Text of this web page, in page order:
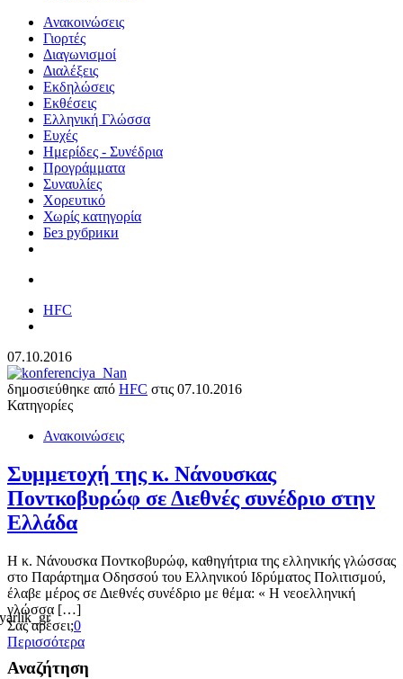
Ανακοινώσεις
Γιορτές
Διαγωνισμοί
Διαλέξεις
Εκδηλώσεις
Εκθέσεις
Ελληνική Γλώσσα
Ευχές
Ημερίδες - Συνέδρια
Προγράμματα
Συναυλίες
Χορευτικό
Χωρίς κατηγορία
Без рубрики
HFC
07.10.2016
δημοσιεύθηκε από HFC στις 07.10.2016
Κατηγορίες
Ανακοινώσεις
Συμμετοχή της κ. Νάνουσκας
Ποντκοβυρώφ σε Διεθνές συνέδριο στην
Ελλάδα
Η κ. Νάνουσκα Ποντκοβυρώφ, καθηγήτρια της ελληνικής γλώσσας
στο Παράρτημα Οδησσού του Ελληνικού Ιδρύματος Πολιτισμού,
έλαβε μέρος σε Διεθνές συνέδριο με θέμα: « Η νεοελληνική
γλώσσα […]
Σας αρέσει;0
Περισσότερα
Αναζήτηση